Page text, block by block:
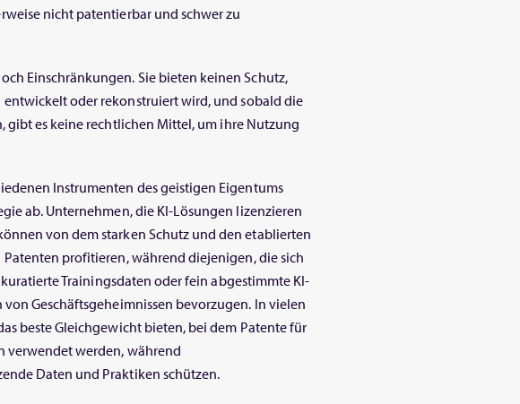
nicht patentierbar und schwer zu
Einschränkungen. Sie bieten keinen Schutz,
oder rekonstruiert wird, und sobald die
es keine rechtlichen Mittel, um ihre Nutzung
Instrumenten des geistigen Eigentums
ab. Unternehmen, die KI-Lösungen lizenzieren
von dem starken Schutz und den etablierten
profitieren, während diejenigen, die sich
Trainingsdaten oder fein abgestimmte KI-
Geschäftsgeheimnissen bevorzugen. In vielen
beste Gleichgewicht bieten, bei dem Patente für
werden, während
Daten und Praktiken schützen.